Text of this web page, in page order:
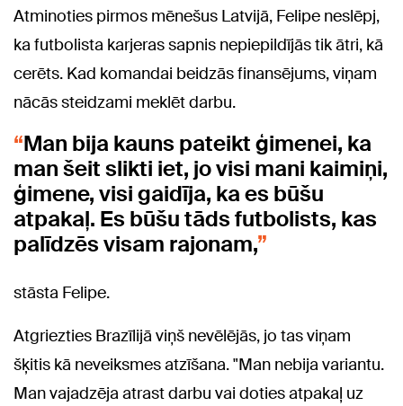
Atminoties pirmos mēnešus Latvijā, Felipe neslēpj,
ka futbolista karjeras sapnis nepiepildījās tik ātri, kā
cerēts. Kad komandai beidzās finansējums, viņam
nācās steidzami meklēt darbu.
Man bija kauns pateikt ģimenei, ka
man šeit slikti iet, jo visi mani kaimiņi,
ģimene, visi gaidīja, ka es būšu
atpakaļ. Es būšu tāds futbolists, kas
palīdzēs visam rajonam,
stāsta Felipe.
Atgriezties Brazīlijā viņš nevēlējās, jo tas viņam
šķitis kā neveiksmes atzīšana. "Man nebija variantu.
Man vajadzēja atrast darbu vai doties atpakaļ uz